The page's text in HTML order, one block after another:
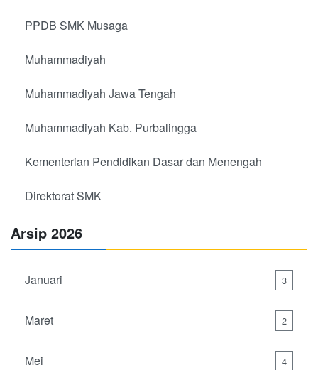
PPDB SMK Musaga
Muhammadiyah
Muhammadiyah Jawa Tengah
Muhammadiyah Kab. Purbalingga
Kementerian Pendidikan Dasar dan Menengah
Direktorat SMK
Arsip 2026
Januari 3
Maret 2
Mei 4